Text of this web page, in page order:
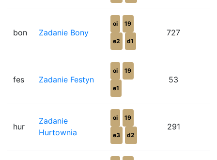
bon Zadanie Bony
oi 19
e2 d1
727
fes Zadanie Festyn
oi 19
e1
53
hur
Zadanie
Hurtownia
oi 19
e3 d2
291